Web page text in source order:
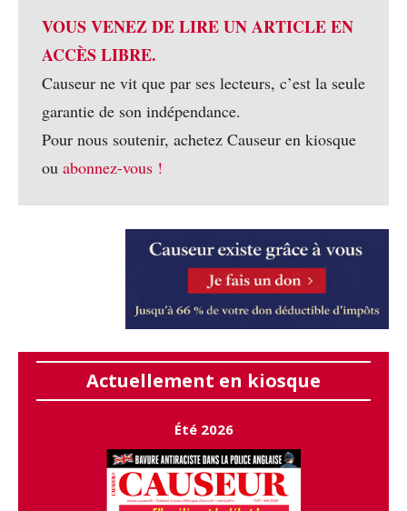
VOUS VENEZ DE LIRE UN ARTICLE EN
ACCÈS LIBRE.
Causeur ne vit que par ses lecteurs, c’est la seule
garantie de son indépendance.
Pour nous soutenir, achetez Causeur en kiosque
ou abonnez-vous !
Actuellement en kiosque
Été 2026